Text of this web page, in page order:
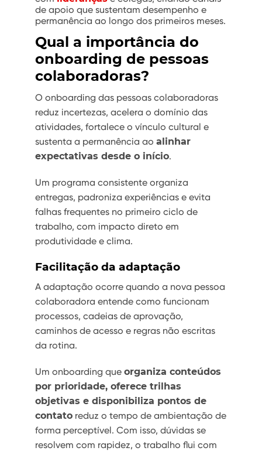
de apoio que sustentam desempenho e
permanência ao longo dos primeiros meses.
Qual a importância do
onboarding de pessoas
colaboradoras?
O onboarding das pessoas colaboradoras
reduz incertezas, acelera o domínio das
atividades, fortalece o vínculo cultural e
sustenta a permanência ao alinhar
expectativas desde o início.
Um programa consistente organiza
entregas, padroniza experiências e evita
falhas frequentes no primeiro ciclo de
trabalho, com impacto direto em
produtividade e clima.
Facilitação da adaptação
A adaptação ocorre quando a nova pessoa
colaboradora entende como funcionam
processos, cadeias de aprovação,
caminhos de acesso e regras não escritas
da rotina.
Um onboarding que organiza conteúdos
por prioridade, oferece trilhas
objetivas e disponibiliza pontos de
contato reduz o tempo de ambientação de
forma perceptível. Com isso, dúvidas se
resolvem com rapidez, o trabalho flui com